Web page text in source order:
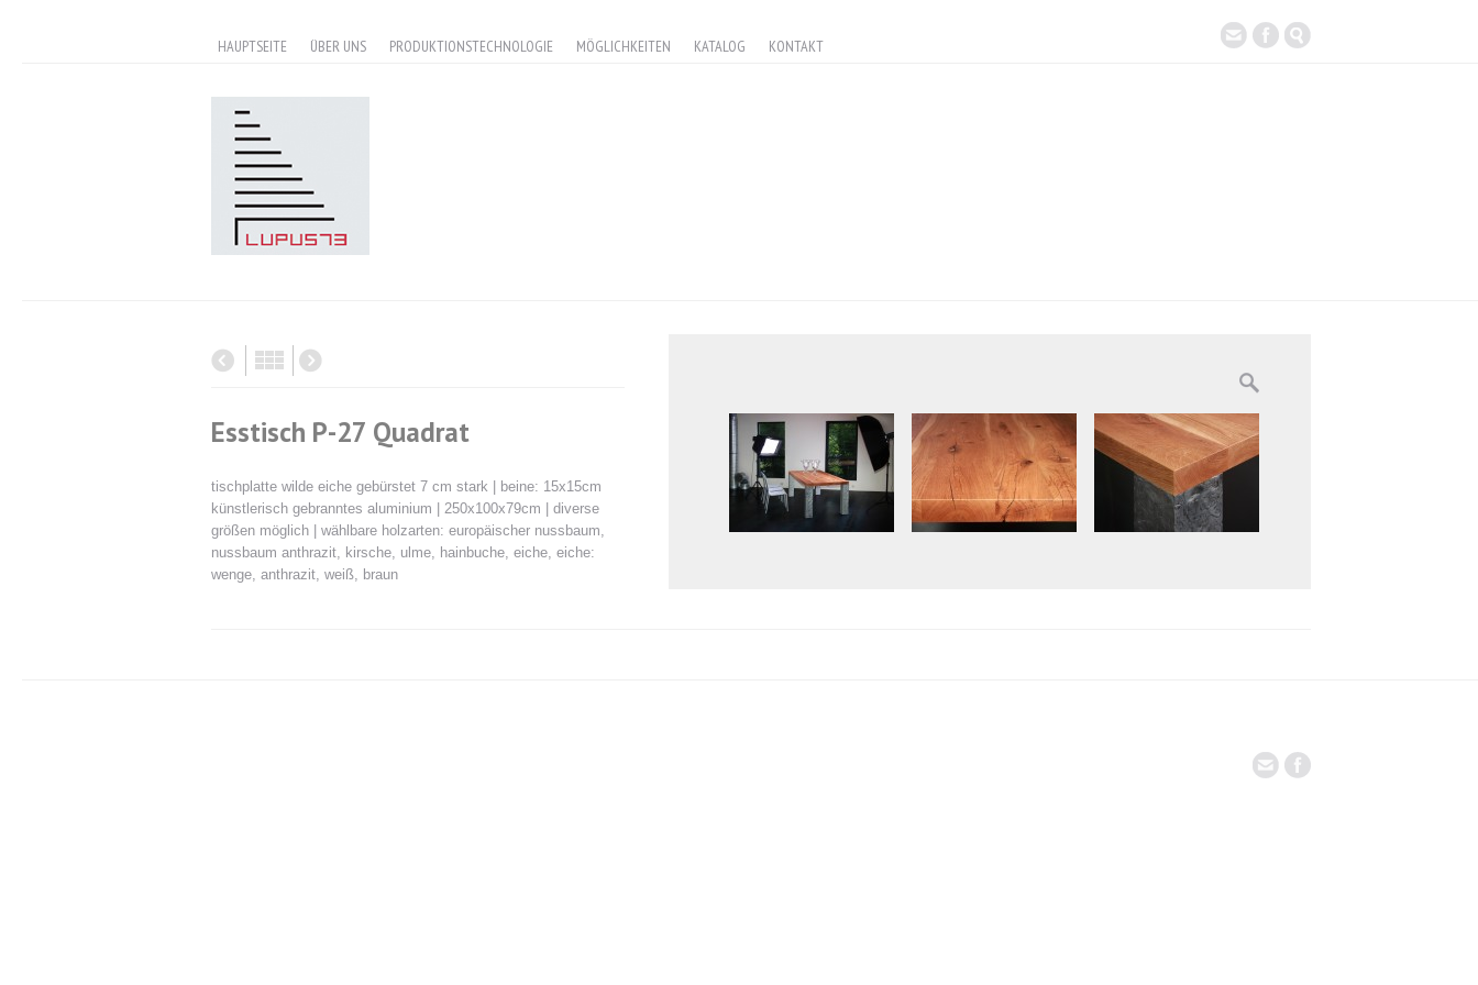
HAUPTSEITE ÜBER UNS PRODUKTIONSTECHNOLOGIE MÖGLICHKEITEN KATALOG KONTAKT
Esstisch P-27 Quadrat
tischplatte wilde eiche gebürstet 7 cm stark | beine: 15x15cm
künstlerisch gebranntes aluminium | 250x100x79cm | diverse
größen möglich | wählbare holzarten: europäischer nussbaum,
nussbaum anthrazit, kirsche, ulme, hainbuche, eiche, eiche:
wenge, anthrazit, weiß, braun